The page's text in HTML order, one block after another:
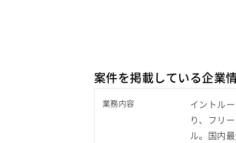
案件を掲載している企業
業務内容
イントル
り、フリ
ル。国内